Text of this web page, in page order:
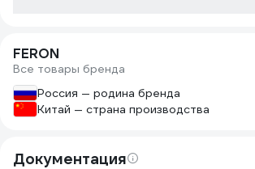
FERON
Все товары бренда
Россия — родина бренда
Китай — страна производства
Документация